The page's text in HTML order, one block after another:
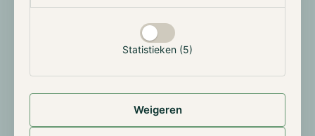
Statistieken (5)
Weigeren